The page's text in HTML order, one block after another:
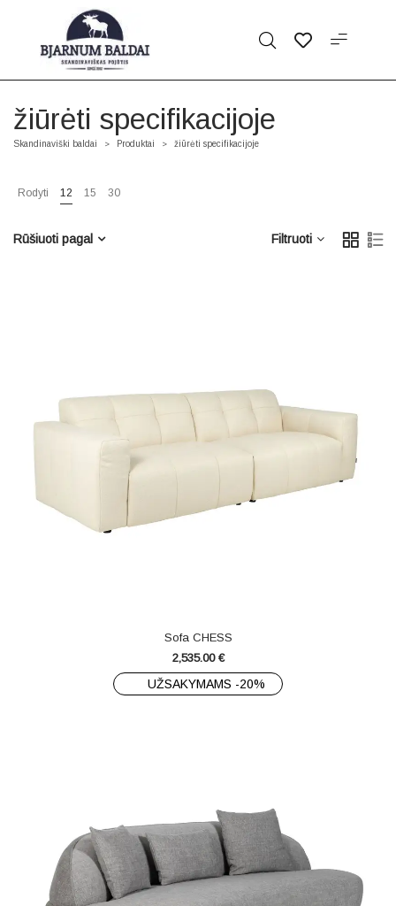
žiūrėti specifikacijoje
Skandinaviški baldai > Produktai > žiūrėti specifikacijoje
Rodyti 12 15 30
Filtruoti
Rūšiuoti pagal
Sofa CHESS
2,535.00 €
UŽSAKYMAMS -20%